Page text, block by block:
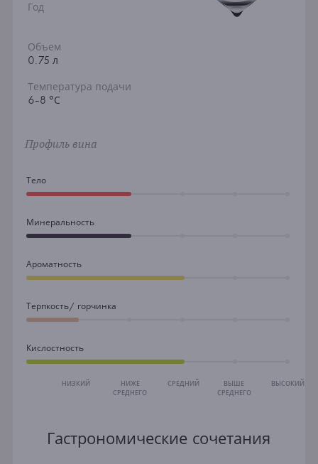
Год
Объем
0.75 л
Температура подачи
6-8 °С
Профиль вина
Тело
Минеральность
Ароматность
Терпкость/ горчинка
Кислостность
НИЗКИЙ
НИЖЕ
СРЕДНЕГО
СРЕДНИЙ
ВЫШЕ
СРЕДНЕГО
ВЫСОКИЙ
Гастрономические сочетания